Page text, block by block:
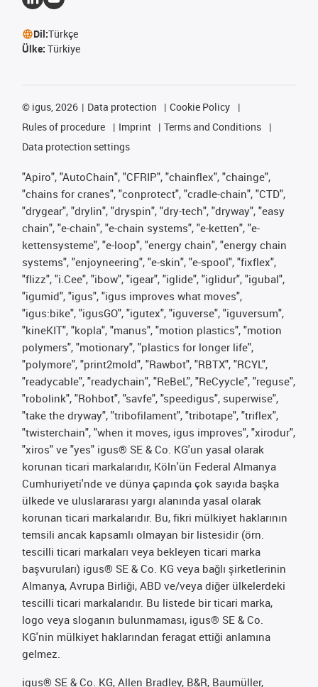
Dil:Türkçe
Ülke: Türkiye
© igus, 2026 Data protection
Cookie Policy
Rules of procedure
Imprint
Terms and Conditions
Data protection settings
"Apiro", "AutoChain", "CFRIP", "chainflex", "chainge",
"chains for cranes", "conprotect", "cradle-chain", "CTD",
"drygear", "drylin", "dryspin", "dry-tech", "dryway", "easy
chain", "e-chain", "e-chain systems", "e-ketten", "e-
kettensysteme", "e-loop", "energy chain", "energy chain
systems", "enjoyneering", "e-skin", "e-spool", "fixflex",
"flizz", "i.Cee", "ibow", "igear", "iglide", "iglidur", "igubal",
"igumid", "igus", "igus improves what moves",
"igus:bike", "igusGO", "igutex", "iguverse", "iguversum",
"kineKIT", "kopla", "manus", "motion plastics", "motion
polymers", "motionary", "plastics for longer life",
"polymore", "print2mold", "Rawbot", "RBTX", "RCYL",
"readycable", "readychain", "ReBeL", "ReCyycle", "reguse",
"robolink", "Rohbot", "savfe", "speedigus", superwise",
"take the dryway", "tribofilament", "tribotape", "triflex",
"twisterchain", "when it moves, igus improves", "xirodur",
"xiros" ve "yes" igus® SE & Co. KG'un yasal olarak
korunan ticari markalarıdır, Köln'ün Federal Almanya
Cumhuriyeti'nde ve dünya çapında çok sayıda başka
ülkede ve uluslararası yargı alanında yasal olarak
korunan ticari markalarıdır. Bu, fikri mülkiyet haklarının
temsili ancak kapsamlı olmayan bir listesidir (örn.
tescilli ticari markaları veya bekleyen ticari marka
başvuruları) igus® SE & Co. KG veya bağlı şirketlerinin
Almanya, Avrupa Birliği, ABD ve/veya diğer ülkelerdeki
tescilli ticari markalarıdır. Bu listede bir ticari marka,
logo veya sloganın bulunmaması, igus® SE & Co.
KG'nin mülkiyet haklarından feragat ettiği anlamına
gelmez.
igus® SE & Co. KG, Allen Bradley, B&R, Baumüller,